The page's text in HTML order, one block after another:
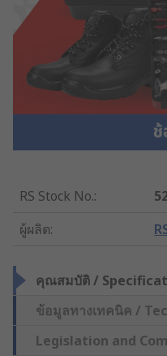
RS Stock No.:
ผู้ผลิต:
คุณสมบัติ /
ข้อมูลทางเทคนิค /
Legislation and